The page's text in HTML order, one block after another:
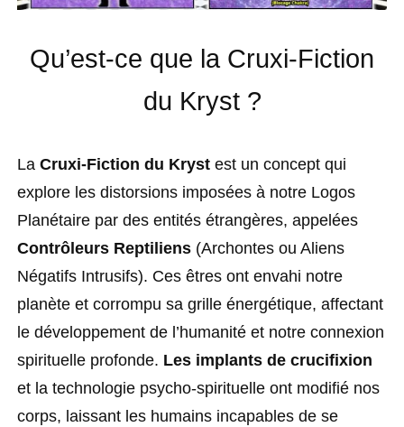
Qu’est-ce que la Cruxi-Fiction
du Kryst ?
La Cruxi-Fiction du Kryst est un concept qui
explore les distorsions imposées à notre Logos
Planétaire par des entités étrangères, appelées
Contrôleurs Reptiliens (Archontes ou Aliens
Négatifs Intrusifs). Ces êtres ont envahi notre
planète et corrompu sa grille énergétique, affectant
le développement de l’humanité et notre connexion
spirituelle profonde. Les implants de crucifixion
et la technologie psycho-spirituelle ont modifié nos
corps, laissant les humains incapables de se